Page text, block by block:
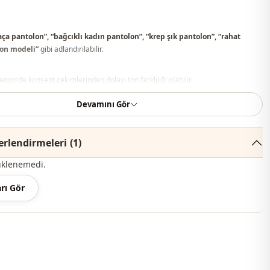
pantolon”, “bağcıklı kadın pantolon”, “krep şık pantolon”, “rahat
modeli”gibi adlandırılabilir.
konsept çekimlerinden dolayı ton farklılığı olabilir.
Pantolon
Devamını Gör
(1)
Gör